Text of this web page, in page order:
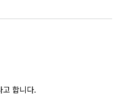
고 합니다.